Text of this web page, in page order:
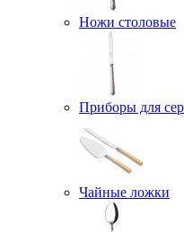
Ножи столовые
Приборы для
Чайные ложки